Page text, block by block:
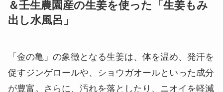
＆壬生農園産の生姜を使った「生姜もみ
出し水風呂」
「金の亀」の象徴となる生姜は、体を温め、発汗を
促すジンゲロールや、ショウガオールといった成分
が豊富。さらに、汚れを落としたり、ニオイを軽減